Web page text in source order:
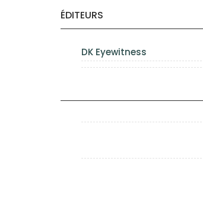
ÉDITEURS
DK Eyewitness